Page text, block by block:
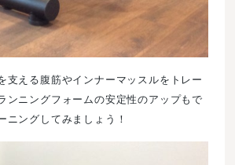
支える腹筋やインナーマッスルをトレー
ンニングフォームの安定性のアップもで
ニングしてみましょう！